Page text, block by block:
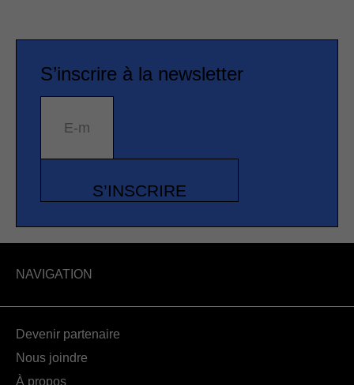
S’inscrire à la newsletter
E-mail
S’INSCRIRE
NAVIGATION
Devenir partenaire
Nous joindre
À propos